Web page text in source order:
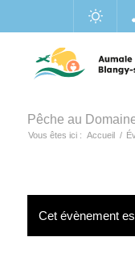
Pêche au
Vous êtes ici : Accueil /
Cet évènement